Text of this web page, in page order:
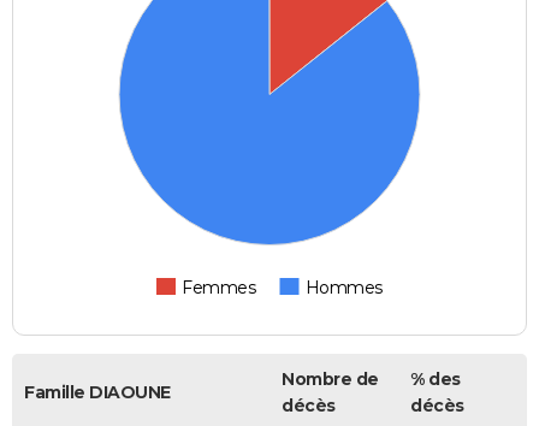
Femmes Hommes
Famille DIAOUNE
Nombre de
décès
% des
décès